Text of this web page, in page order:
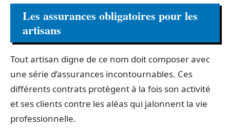
Les assurances obligatoires pour les
artisans
Tout artisan digne de ce nom doit composer avec
une série d’assurances incontournables. Ces
différents contrats protègent à la fois son activité
et ses clients contre les aléas qui jalonnent la vie
professionnelle.